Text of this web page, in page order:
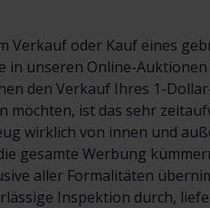
Verkauf oder Kauf eines
in unseren Online-
den Verkauf Ihres 1-
möchten, ist das sehr
wirklich von innen und
gesamte Werbung
aller Formalitäten
Inspektion durch,